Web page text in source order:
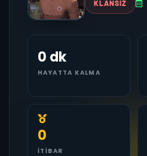
KLANSIZ
0 dk
HAYATTA KALMA
0
İTIBAR